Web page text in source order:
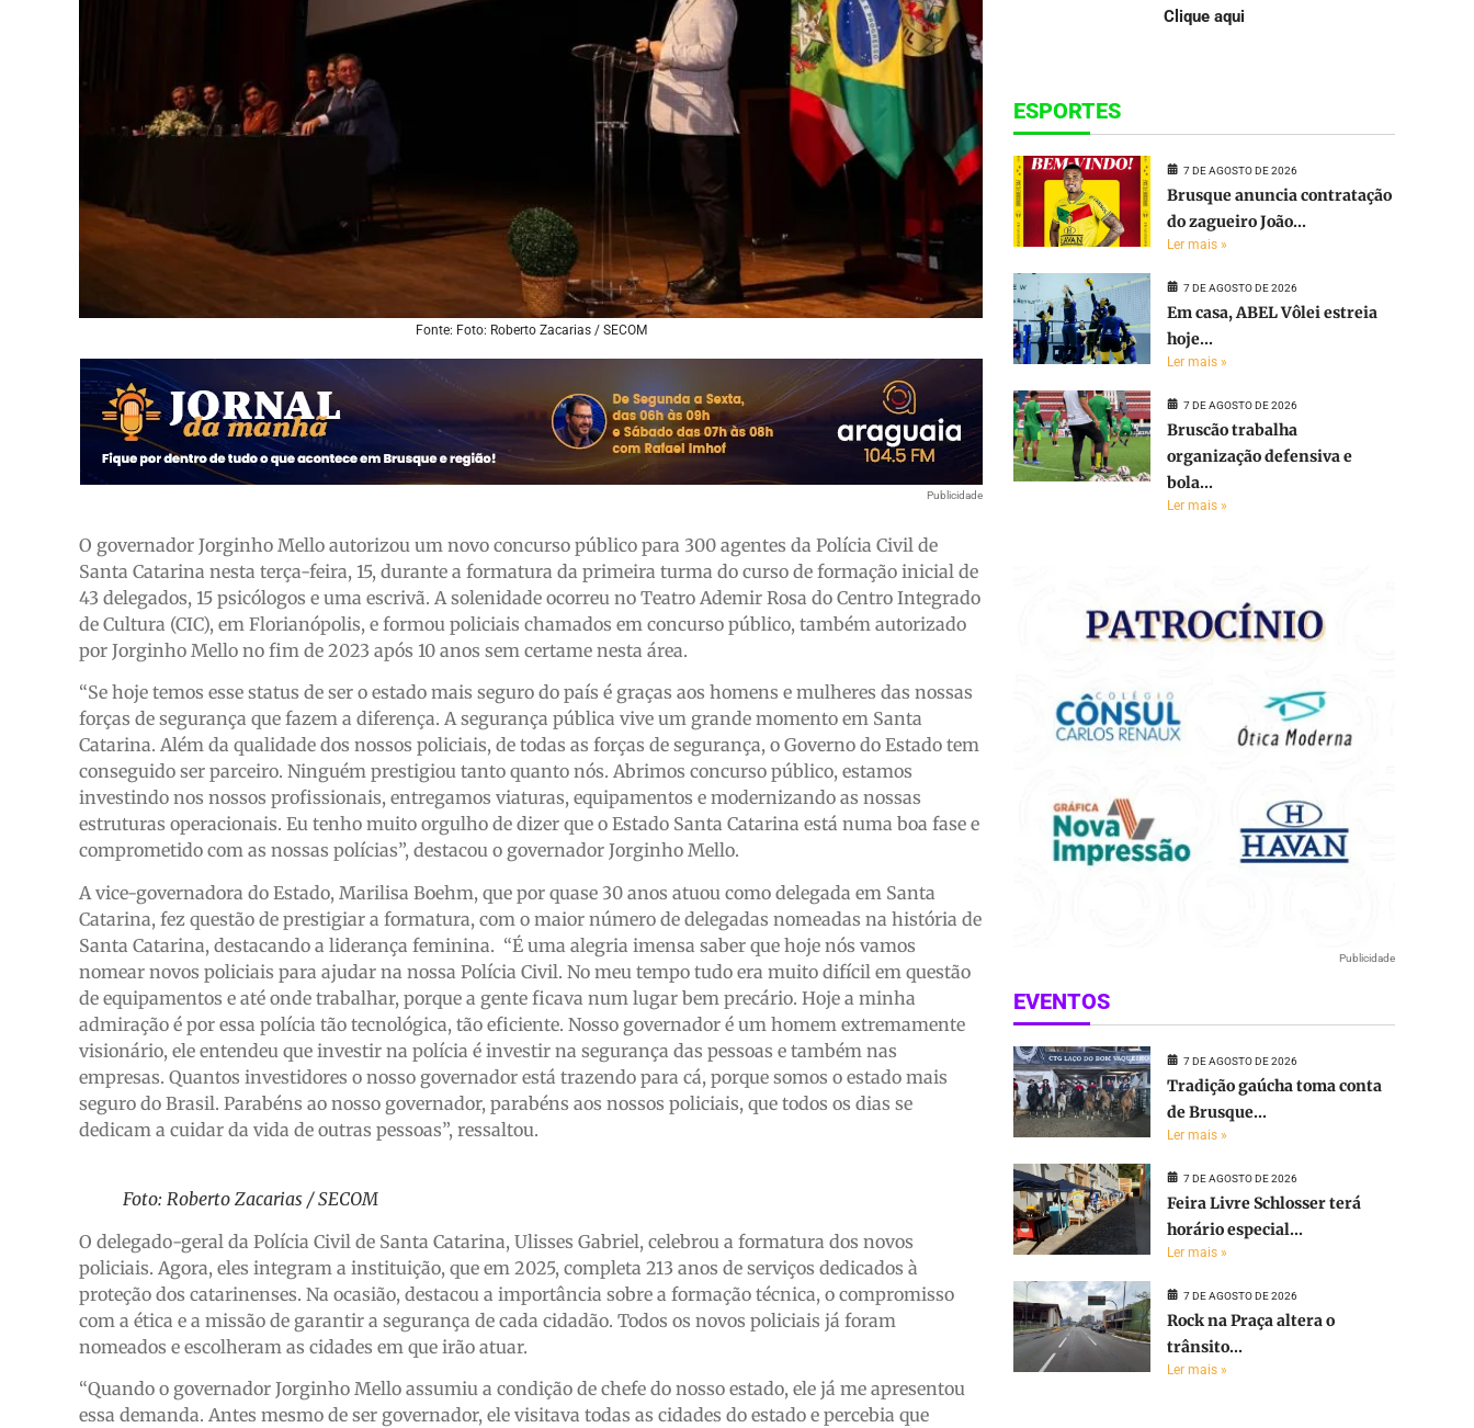
Fonte: Foto: Roberto Zacarias / SECOM
Publicidade
O governador Jorginho Mello autorizou um novo concurso público para 300 agentes da Polícia Civil de
Santa Catarina nesta terça-feira, 15, durante a formatura da primeira turma do curso de formação inicial de
43 delegados, 15 psicólogos e uma escrivã. A solenidade ocorreu no Teatro Ademir Rosa do Centro Integrado
de Cultura (CIC), em Florianópolis, e formou policiais chamados em concurso público, também autorizado
por Jorginho Mello no fim de 2023 após 10 anos sem certame nesta área.
“Se hoje temos esse status de ser o estado mais seguro do país é graças aos homens e mulheres das nossas
forças de segurança que fazem a diferença. A segurança pública vive um grande momento em Santa
Catarina. Além da qualidade dos nossos policiais, de todas as forças de segurança, o Governo do Estado tem
conseguido ser parceiro. Ninguém prestigiou tanto quanto nós. Abrimos concurso público, estamos
investindo nos nossos profissionais, entregamos viaturas, equipamentos e modernizando as nossas
estruturas operacionais. Eu tenho muito orgulho de dizer que o Estado Santa Catarina está numa boa fase e
comprometido com as nossas polícias”, destacou o governador Jorginho Mello.
A vice-governadora do Estado, Marilisa Boehm, que por quase 30 anos atuou como delegada em Santa
Catarina, fez questão de prestigiar a formatura, com o maior número de delegadas nomeadas na história de
Santa Catarina, destacando a liderança feminina. “É uma alegria imensa saber que hoje nós vamos
nomear novos policiais para ajudar na nossa Polícia Civil. No meu tempo tudo era muito difícil em questão
de equipamentos e até onde trabalhar, porque a gente ficava num lugar bem precário. Hoje a minha
admiração é por essa polícia tão tecnológica, tão eficiente. Nosso governador é um homem extremamente
visionário, ele entendeu que investir na polícia é investir na segurança das pessoas e também nas
empresas. Quantos investidores o nosso governador está trazendo para cá, porque somos o estado mais
seguro do Brasil. Parabéns ao nosso governador, parabéns aos nossos policiais, que todos os dias se
dedicam a cuidar da vida de outras pessoas”, ressaltou.
Foto: Roberto Zacarias / SECOM
O delegado-geral da Polícia Civil de Santa Catarina, Ulisses Gabriel, celebrou a formatura dos novos
policiais. Agora, eles integram a instituição, que em 2025, completa 213 anos de serviços dedicados à
proteção dos catarinenses. Na ocasião, destacou a importância sobre a formação técnica, o compromisso
com a ética e a missão de garantir a segurança de cada cidadão. Todos os novos policiais já foram
nomeados e escolheram as cidades em que irão atuar.
“Quando o governador Jorginho Mello assumiu a condição de chefe do nosso estado, ele já me apresentou
essa demanda. Antes mesmo de ser governador, ele visitava todas as cidades do estado e percebia que
Clique aqui
ESPORTES
7 DE AGOSTO DE 2026
Brusque anuncia contratação
do zagueiro João...
Ler mais »
7 DE AGOSTO DE 2026
Em casa, ABEL Vôlei estreia
hoje...
Ler mais »
7 DE AGOSTO DE 2026
Bruscão trabalha
organização defensiva e
bola...
Ler mais »
Publicidade
EVENTOS
7 DE AGOSTO DE 2026
Tradição gaúcha toma conta
de Brusque...
Ler mais »
7 DE AGOSTO DE 2026
Feira Livre Schlosser terá
horário especial...
Ler mais »
7 DE AGOSTO DE 2026
Rock na Praça altera o
trânsito...
Ler mais »